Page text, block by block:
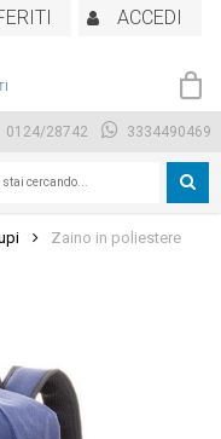
ACCEDI
0124/28742 3334490469
Zaino in poliestere